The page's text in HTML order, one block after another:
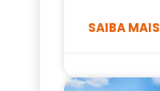
SAIBA MAIS